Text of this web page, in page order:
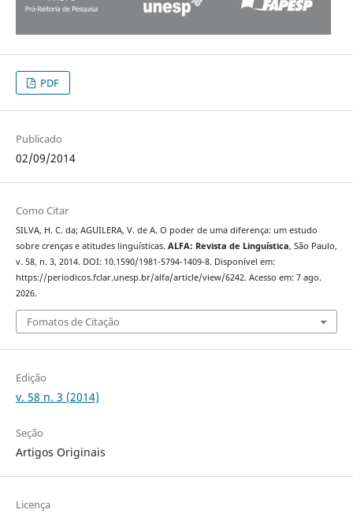
PDF
Publicado
02/09/2014
Como Citar
SILVA, H. C. da; AGUILERA, V. de A. O poder de uma diferença: um estudo
sobre crenças e atitudes linguísticas. ALFA: Revista de Linguística, São Paulo,
v. 58, n. 3, 2014. DOI: 10.1590/1981-5794-1409-8. Disponível em:
https://periodicos.fclar.unesp.br/alfa/article/view/6242. Acesso em: 7 ago.
2026.
Fomatos de Citação
Edição
v. 58 n. 3 (2014)
Seção
Artigos Originais
Licença